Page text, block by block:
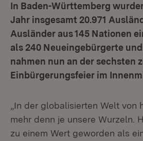
In Baden-Württemberg
Jahr insgesamt 20.971
Ausländer aus 145 Nationen
als 240 Neueingebürgerte
nahmen nun an der sechsten
Einbürgerungsfeier im
„In der globalisierten Welt von
mehr denn je unsere Wurzeln.
zu einem Wert geworden als